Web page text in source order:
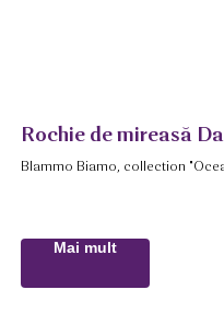
Rochie de mireasă
Blammo Biamo, collection
Mai mult